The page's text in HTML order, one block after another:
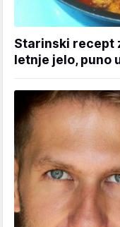
Starinski recept
letnje jelo, puno